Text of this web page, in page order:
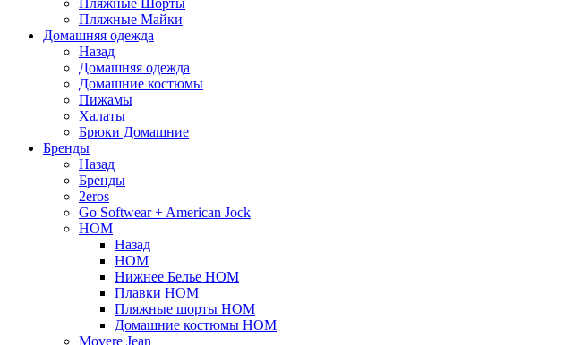
Пляжные Шорты
Пляжные Майки
Домашняя одежда
Назад
Домашняя одежда
Домашние костюмы
Пижамы
Халаты
Брюки Домашние
Бренды
Назад
Бренды
2eros
Go Softwear + American Jock
HOM
Назад
HOM
Нижнее Белье HOM
Плавки HOM
Пляжные шорты HOM
Домашние костюмы HOM
Movere Jean